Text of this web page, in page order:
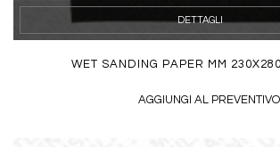
DETTAGLI
WET SANDING PAPER MM
AGGIUNGI AL PREVENTIVO